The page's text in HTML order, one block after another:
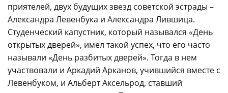
приятелей, двух будущих звезд советской эстрады –
Александра Левенбука и Александра Лившица.
Студенческий капустник, который назывался «День
открытых дверей», имел такой успех, что его часто
называли «День разбитых дверей». Тогда в нем
участвовали и Аркадий Арканов, учившийся вместе с
Левенбуком, и Альберт Аксельрод, ставший